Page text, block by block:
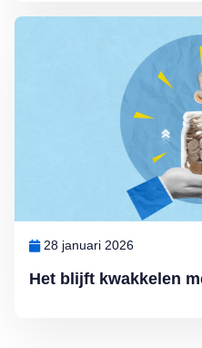
Het blijft kwakkelen
28 januari 2026
Lees meer over Het blijft